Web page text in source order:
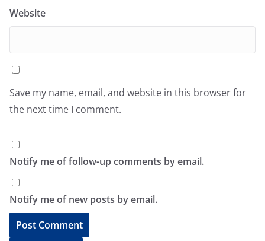
Website
Save my name, email, and website in this browser for
the next time I comment.
Notify me of follow-up comments by email.
Notify me of new posts by email.